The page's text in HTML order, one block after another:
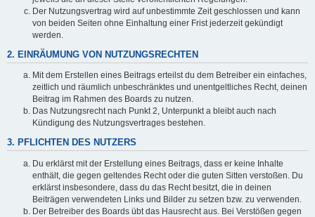
Der Nutzungsvertrag wird auf unbestimmte Zeit geschlossen und kann
von beiden Seiten ohne Einhaltung einer Frist jederzeit gekündigt
werden.
2. EINRÄUMUNG VON NUTZUNGSRECHTEN
Mit dem Erstellen eines Beitrags erteilst du dem Betreiber ein einfaches,
zeitlich und räumlich unbeschränktes und unentgeltliches Recht, deinen
Beitrag im Rahmen des Boards zu nutzen.
Das Nutzungsrecht nach Punkt 2, Unterpunkt a bleibt auch nach
Kündigung des Nutzungsvertrages bestehen.
3. PFLICHTEN DES NUTZERS
Du erklärst mit der Erstellung eines Beitrags, dass er keine Inhalte
enthält, die gegen geltendes Recht oder die guten Sitten verstoßen. Du
erklärst insbesondere, dass du das Recht besitzt, die in deinen
Beiträgen verwendeten Links und Bilder zu setzen bzw. zu verwenden.
Der Betreiber des Boards übt das Hausrecht aus. Bei Verstößen gegen